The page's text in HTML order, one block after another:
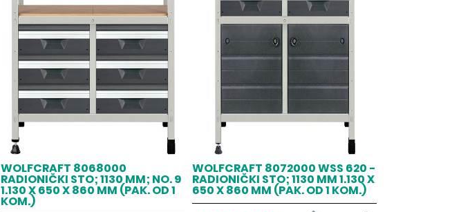
WOLFCRAFT 8068000
RADIONIČKI STO; 1130 MM; NO. 9
1.130 X 650 X 860 MM (PAK. OD 1
KOM.)
WOLFCRAFT 8072000 WSS 620 -
RADIONIČKI STO; 1130 MM 1.130 X
650 X 860 MM (PAK. OD 1 KOM.)